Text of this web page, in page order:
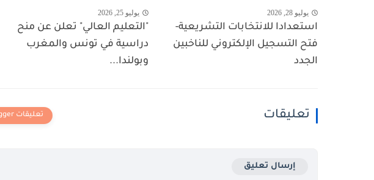
يوليو 28, 2026
استعدادا للانتخابات التشريعية-
فتح التسجيل الإلكتروني للناخبين
الجدد
يوليو 25, 2026
"التعليم العالي" تعلن عن منح
دراسية في تونس والمغرب
وبولندا...
تعليقات
إرسال تعليق